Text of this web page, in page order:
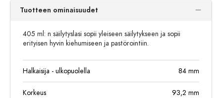
Tuotteen ominaisuudet
405 ml: n säilytyslasi sopii yleiseen säilytykseen ja sopii
erityisen hyvin kiehumiseen ja pastörointiin.
Halkaisija - ulkopuolella 84 mm
Korkeus 93,2 mm